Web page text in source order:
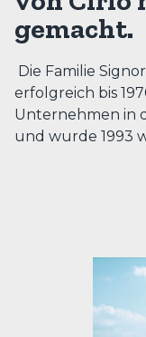
gemacht.
Die Familie
erfolgreich bis
Unternehmen in
und wurde 1993